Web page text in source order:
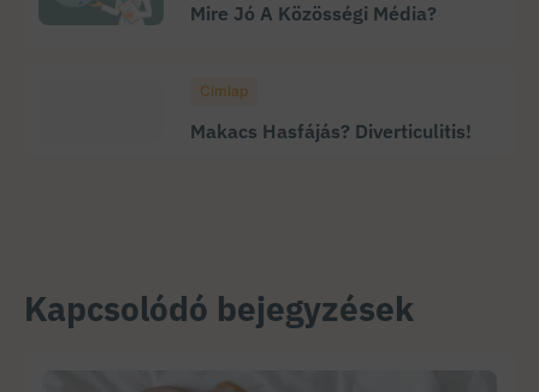
Mire Jó A Közösségi Média?
Címlap
Makacs Hasfájás? Diverticulitis!
Kapcsolódó bejegyzések